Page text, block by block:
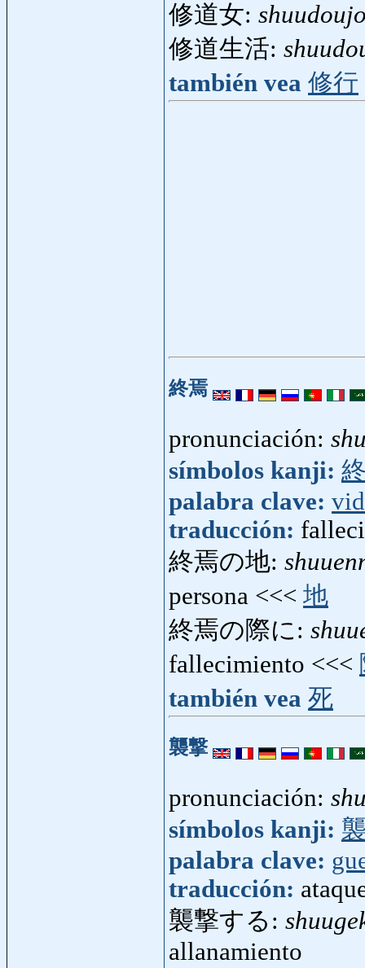
修道女:
修道生活:
también vea 修行
終焉
pronunciación:
símbolos kanji:
palabra clave:
traducción:
終焉の地:
persona <<< 地
終焉の際に:
fallecimiento <<<
también vea 死
襲撃
pronunciación:
símbolos kanji:
palabra clave:
traducción:
襲撃する:
allanamiento